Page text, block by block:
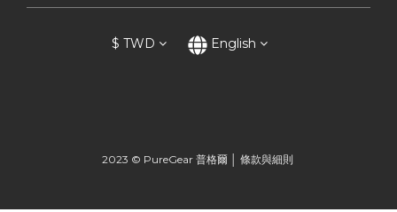
$ TWD English
2023 © PureGear 普格爾 │ 條款與細則